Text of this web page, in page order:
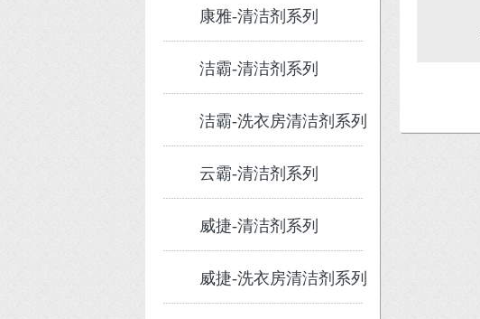
康雅-清洁剂系列
洁霸-清洁剂系列
洁霸-洗衣房清洁剂系列
云霸-清洁剂系列
威捷-清洁剂系列
威捷-洗衣房清洁剂系列